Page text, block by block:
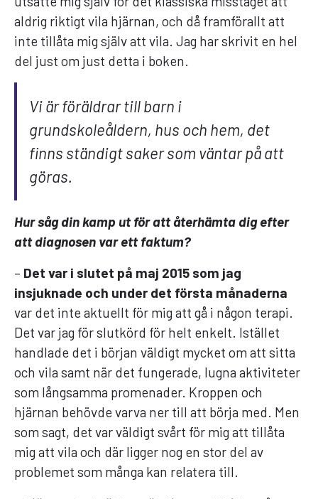
aldrig riktigt vila hjärnan, och då framförallt att
inte tillåta mig själv att vila. Jag har skrivit en hel
del just om just detta i boken.
Vi är föräldrar till barn i
grundskoleåldern, hus och hem, det
finns ständigt saker som väntar på att
göras.
Hur såg din kamp ut för att återhämta dig efter
att diagnosen var ett faktum?
– Det var i slutet på maj 2015 som jag
insjuknade och under det första månaderna
var det inte aktuellt för mig att gå i någon terapi.
Det var jag för slutkörd för helt enkelt. Istället
handlade det i början väldigt mycket om att sitta
och vila samt när det fungerade, lugna aktiviteter
som långsamma promenader. Kroppen och
hjärnan behövde varva ner till att börja med. Men
som sagt, det var väldigt svårt för mig att tillåta
mig att vila och där ligger nog en stor del av
problemet som många kan relatera till.